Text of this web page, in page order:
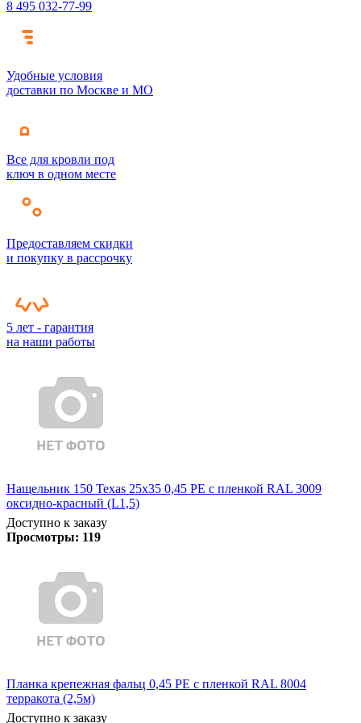
8 495 032-77-99
Удобные условия
доставки по Москве и МО
Все для кровли под
ключ в одном месте
Предоставляем скидки
и покупку в рассрочку
5 лет - гарантия
на наши работы
Нащельник 150 Texas 25х35 0,45 PE с пленкой RAL 3009
оксидно-красный (L1,5)
Доступно к заказу
Просмотры: 119
Планка крепежная фальц 0,45 PE с пленкой RAL 8004
терракота (2,5м)
Доступно к заказу